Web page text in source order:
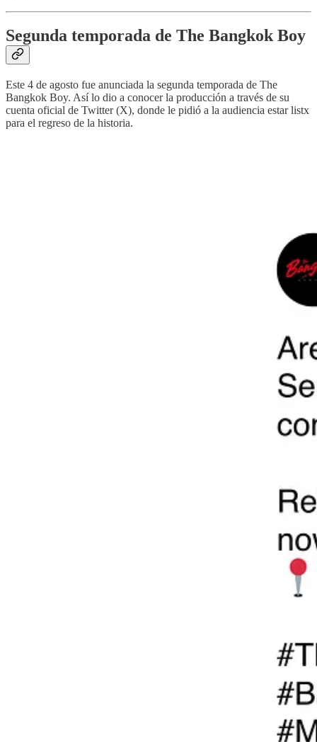
Segunda temporada de The Bangkok Boy
Este 4 de agosto fue anunciada la segunda temporada de The
Bangkok Boy. Así lo dio a conocer la producción a través de su
cuenta oficial de Twitter (X), donde le pidió a la audiencia estar listx
para el regreso de la historia.